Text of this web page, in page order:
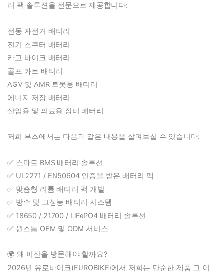
리 팩 솔루션을 전문으로 제공합니다:
전동 자전거 배터리
전기 스쿠터 배터리
카고 바이크 배터리
골프 카트 배터리
AGV 및 AMR 로봇용 배터리
에너지 저장 배터리
산업용 및 의료용 장비 배터리
저희 부스에서는 다음과 같은 내용을 살펴보실 수 있습니다:
✅ 스마트 BMS 배터리 솔루션
✅ UL2271 / EN50604 인증을 받은 배터리 팩
✅ 맞춤형 리튬 배터리 팩 개발
✅ 방수 및 고성능 배터리 시스템
✅ 18650 / 21700 / LiFePO4 배터리 솔루션
✅ 원스톱 OEM 및 ODM 서비스
🌍 왜 이잔을 방문해야 할까요?
2026년 유로바이크(EUROBIKE)에서 저희는 단순한 제품 그 이